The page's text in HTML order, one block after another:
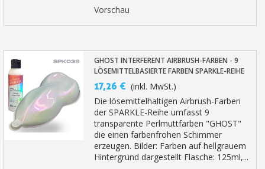
Vorschau
GHOST INTERFERENT AIRBRUSH-FARBEN - 9
LÖSEMITTELBASIERTE FARBEN SPARKLE-REIHE
17,26 € (inkl. MwSt.)
Die lösemittelhaltigen Airbrush-Farben
der SPARKLE-Reihe umfasst 9
transparente Perlmuttfarben "GHOST"
die einen farbenfrohen Schimmer
erzeugen. Bilder: Farben auf hellgrauem
Hintergrund dargestellt Flasche: 125ml,...